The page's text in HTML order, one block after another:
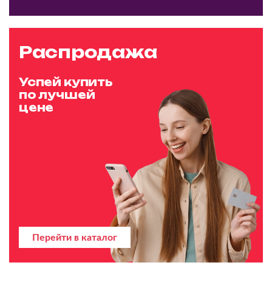
Распродажа
Успей купить
по лучшей
цене
Перейти в каталог